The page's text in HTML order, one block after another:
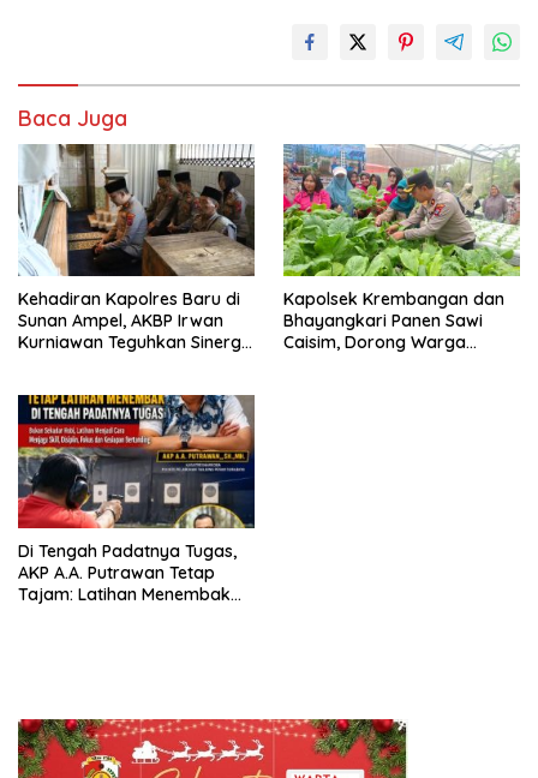
Baca Juga
Kehadiran Kapolres Baru di
Sunan Ampel, AKBP Irwan
Kurniawan Teguhkan Sinergi
Kapolsek Krembangan dan
Bhayangkari Panen Sawi
Caisim, Dorong Warga
Di Tengah Padatnya Tugas,
AKP A.A. Putrawan Tetap
Tajam: Latihan Menembak